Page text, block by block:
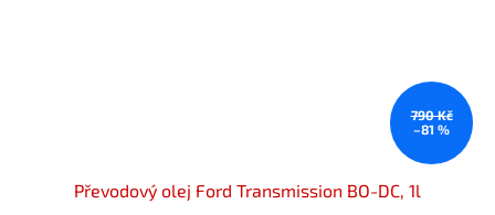
790 Kč
–81 %
Převodový olej Ford Transmission BO-DC, 1l